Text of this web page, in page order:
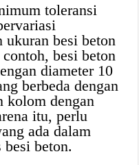
toleransi
ukuran besi beton
besi beton
diameter 10
berbeda dengan
kolom dengan
itu, perlu
ada dalam
beton.